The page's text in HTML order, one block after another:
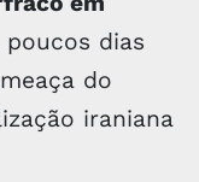
poucos dias
do
iraniana